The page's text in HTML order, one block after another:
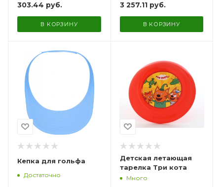
303.44 руб.
В КОРЗИНУ
3 257.11руб.
В КОРЗИНУ
Кепка для гольфа
Достаточно
Детская летающая
тарелка Три кота
Много